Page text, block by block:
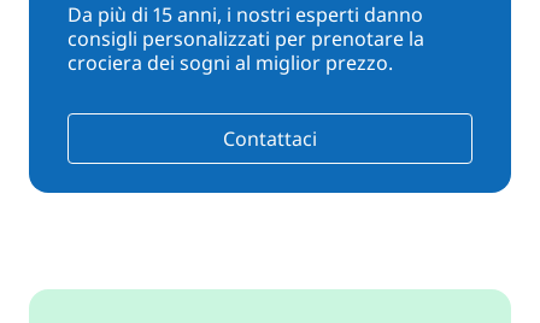
Da più di 15 anni, i nostri esperti danno
consigli personalizzati per prenotare la
crociera dei sogni al miglior prezzo.
Contattaci